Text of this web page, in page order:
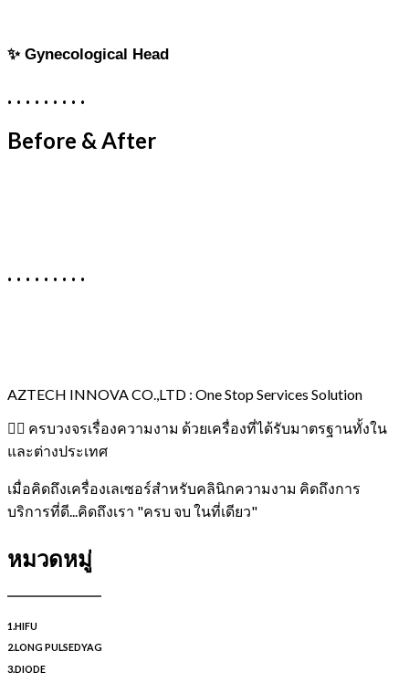
✨ Gynecological Head
. . . . . . . . .
Before & After
. . . . . . . . .
AZTECH INNOVA CO.,LTD : One Stop Services Solution
👉🏻 ครบวงจรเรื่องความงาม ด้วยเครื่องที่ได้รับมาตรฐานทั้งใน
และต่างประเทศ
เมื่อคิดถึงเครื่องเลเซอร์สำหรับคลินิกความงาม คิดถึงการ
บริการที่ดี...คิดถึงเรา "ครบ จบ ในที่เดียว"
หมวดหมู่
1.HIFU
2.LONG PULSEDYAG
3.DIODE